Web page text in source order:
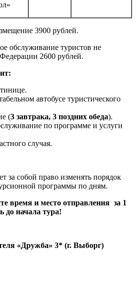
3900 рублей.
обслуживание туристов не
2600 рублей.
автобусе туристического
(3 завтрака, 3 поздних обеда).
по программе и услуги
случая.
за собой право изменять порядок
программы по дням.
время и место отправления за 1
до начала тура!
«Дружба» 3* (г. Выборг)